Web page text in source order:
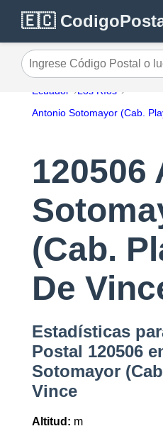
🇪🇨
Ingrese Código Postal o
Ecuador
Los Ríos
Antonio Sotomayor (Cab.
120506
(Cab.
De
Estadísticas
Postal 120506
Sotomayor
Vince
Altitud: m